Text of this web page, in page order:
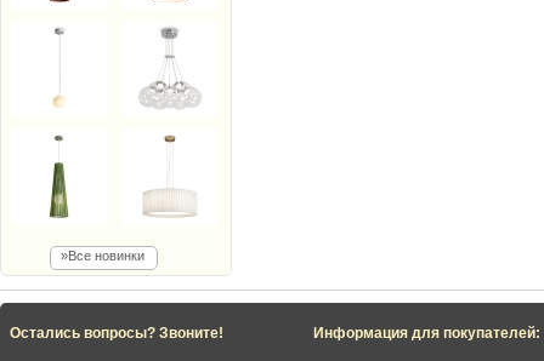
»Все новинки
Остались вопросы? Звоните! Информация для покупателей: